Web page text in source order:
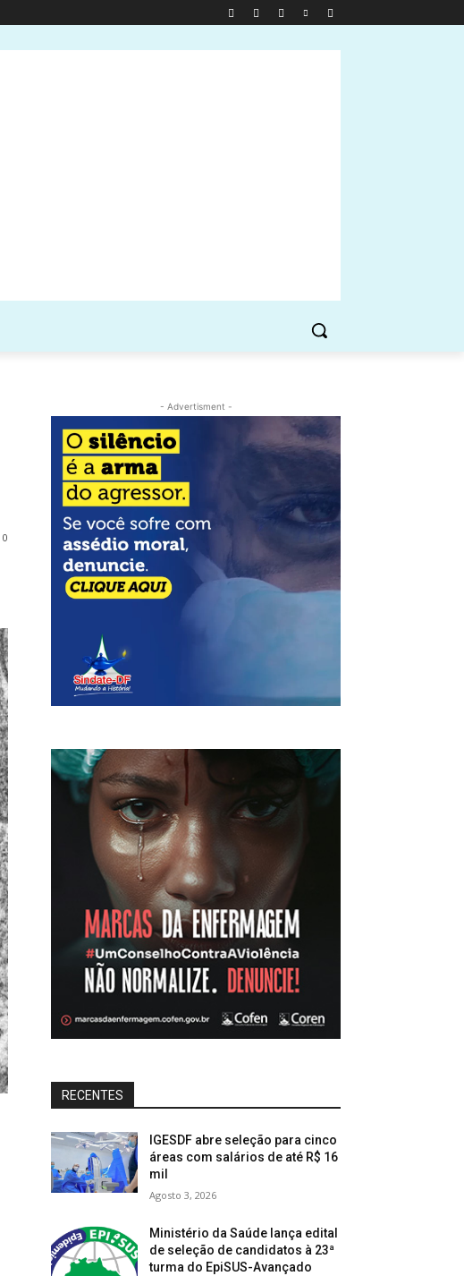
0
- Advertisment -
RECENTES
IGESDF abre seleção para cinco
áreas com salários de até R$ 16
mil
Agosto 3, 2026
Ministério da Saúde lança edital
de seleção de candidatos à 23ª
turma do EpiSUS-Avançado